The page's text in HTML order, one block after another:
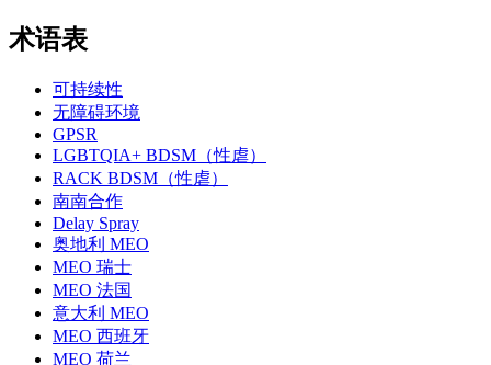
术语表
可持续性
无障碍环境
GPSR
LGBTQIA+ BDSM（性虐）
RACK BDSM（性虐）
南南合作
Delay Spray
奥地利 MEO
MEO 瑞士
MEO 法国
意大利 MEO
MEO 西班牙
MEO 荷兰